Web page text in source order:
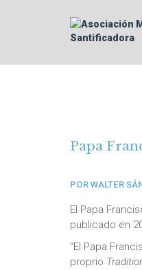
Papa
POR WALTER
El Papa
publicado en
“El Papa
proprio